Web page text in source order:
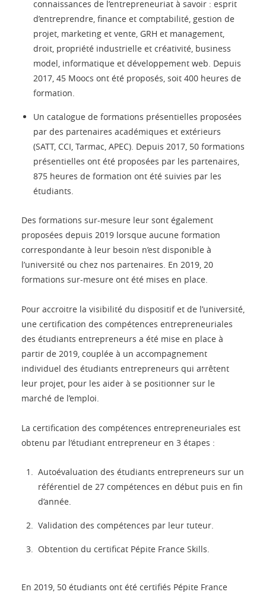
connaissances de l’entrepreneuriat à savoir : esprit
d’entreprendre, finance et comptabilité, gestion de
projet, marketing et vente, GRH et management,
droit, propriété industrielle et créativité, business
model, informatique et développement web. Depuis
2017, 45 Moocs ont été proposés, soit 400 heures de
formation.
Un catalogue de formations présentielles proposées
par des partenaires académiques et extérieurs
(SATT, CCI, Tarmac, APEC). Depuis 2017, 50 formations
présentielles ont été proposées par les partenaires,
875 heures de formation ont été suivies par les
étudiants.
Des formations sur-mesure leur sont également
proposées depuis 2019 lorsque aucune formation
correspondante à leur besoin n’est disponible à
l’université ou chez nos partenaires. En 2019, 20
formations sur-mesure ont été mises en place.
Pour accroitre la visibilité du dispositif et de l’université,
une certification des compétences entrepreneuriales
des étudiants entrepreneurs a été mise en place à
partir de 2019, couplée à un accompagnement
individuel des étudiants entrepreneurs qui arrêtent
leur projet, pour les aider à se positionner sur le
marché de l’emploi.
La certification des compétences entrepreneuriales est
obtenu par l’étudiant entrepreneur en 3 étapes :
Autoévaluation des étudiants entrepreneurs sur un
référentiel de 27 compétences en début puis en fin
d’année.
Validation des compétences par leur tuteur.
Obtention du certificat Pépite France Skills.
En 2019, 50 étudiants ont été certifiés Pépite France